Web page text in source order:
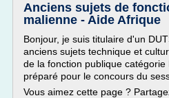
Anciens sujets de
malienne - Aide Afrique
Bonjour, je suis titulaire d'un
anciens sujets technique et
de la fonction publique
préparé pour le concours du
Vous aimez cette page ?